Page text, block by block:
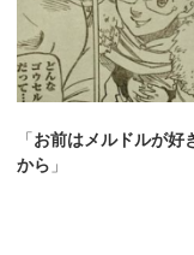
「お前はメルドルが
から 」